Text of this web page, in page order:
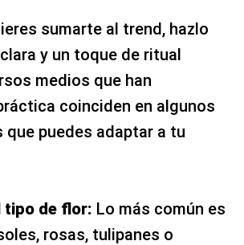
sumarte al trend, hazlo
y un toque de ritual
medios que han
coinciden en algunos
que puedes adaptar a tu
tipo de flor: Lo más común es
rosas, tulipanes o